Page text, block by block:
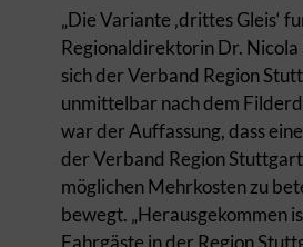
„Die Variante ‚drittes Gleis‘
Regionaldirektorin Dr. Nicola
sich der Verband Region
unmittelbar nach dem
war der Auffassung, dass
der Verband Region
möglichen Mehrkosten zu
bewegt. „Herausgekommen
Fahrgäste in der Region